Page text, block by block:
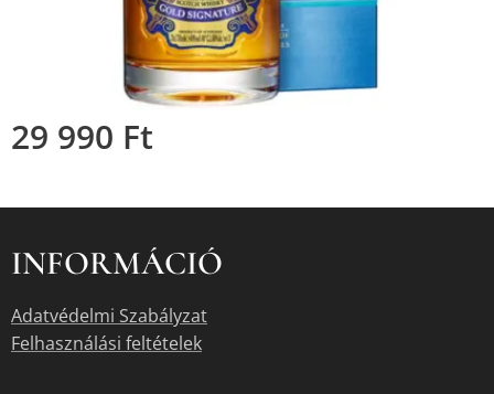
29 990 Ft
INFORMÁCIÓ
Adatvédelmi Szabályzat
Felhasználási feltételek